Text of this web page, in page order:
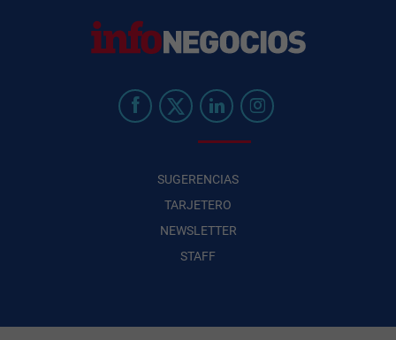
SUGERENCIAS
TARJETERO
NEWSLETTER
STAFF